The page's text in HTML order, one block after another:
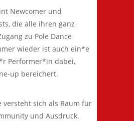
Newcomer und
die alle ihren ganz
zu Pole Dance
wieder ist auch ein*e
Performer*in dabei,
up bereichert.
versteht sich als Raum für
und Ausdruck.